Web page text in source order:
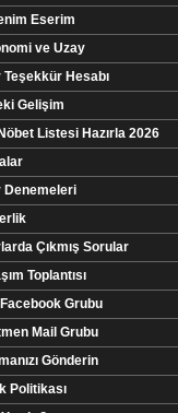
Eserim
ve Uzay
Teşekkür Hesabı
Gelişim
Nöbet Listesi Hazırla 2026
Denemeleri
Çıkmış Sorular
Toplantısı
Grubu
Mail Grubu
Gönderin
Politikası